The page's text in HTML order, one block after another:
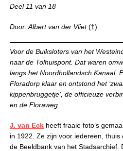
Deel 11 van 18
Door: Albert van der Vliet(†)
Voor de Buiksloters van het
naar de Tolhuispont. Dat waren
langs het Noordhollandsch Kanaal.
Floradorp klaar en ontstond het
kippenbruggetje’, de officieuze
en de Floraweg.
J. van Eck heeft fraaie foto’s
in 1922. Ze zijn voor iedereen,
de Beeldbank van het Stadsarchief.